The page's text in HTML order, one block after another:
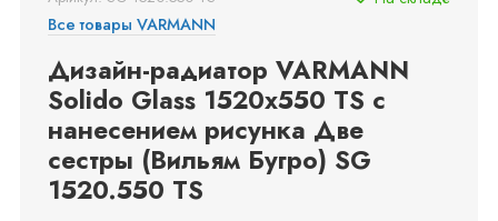
Все товары VARMANN
Дизайн-радиатор VARMANN
Solido Glass 1520x550 TS с
нанесением рисунка Две
сестры (Вильям Бугро) SG
1520.550 TS